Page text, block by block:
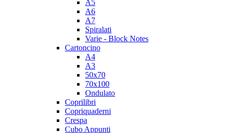
A5
A6
A7
Spiralati
Varie - Block Notes
Cartoncino
A4
A3
50x70
70x100
Ondulato
Coprilibri
Copriquaderni
Crespa
Cubo Appunti